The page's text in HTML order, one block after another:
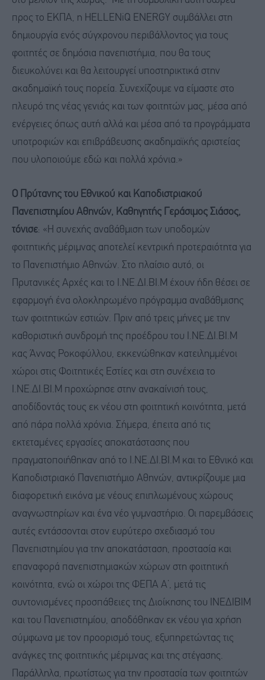
προς το ΕΚΠΑ, η HELLENiQ ENERGY συμβάλλει στη
δημιουργία ενός σύγχρονου περιβάλλοντος για τους
φοιτητές σε δημόσια πανεπιστήμια, που θα τους
διευκολύνει και θα λειτουργεί υποστηρικτικά στην
ακαδημαϊκή τους πορεία. Συνεχίζουμε να είμαστε στο
πλευρό της νέας γενιάς και των φοιτητών μας, μέσα από
ενέργειες όπως αυτή αλλά και μέσα από τα προγράμματα
υποτροφιών και επιβράβευσης ακαδημαϊκής αριστείας
που υλοποιούμε εδώ και πολλά χρόνια.»
Ο Πρύτανης του Εθνικού και Καποδιστριακού
Πανεπιστημίου Αθηνών, Καθηγητής Γεράσιμος Σιάσος,
τόνισε: «Η συνεχής αναβάθμιση των υποδομών
φοιτητικής μέριμνας αποτελεί κεντρική προτεραιότητα για
το Πανεπιστήμιο Αθηνών. Στο πλαίσιο αυτό, οι
Πρυτανικές Αρχές και το Ι.ΝΕ.ΔΙ.ΒΙ.Μ έχουν ήδη θέσει σε
εφαρμογή ένα ολοκληρωμένο πρόγραμμα αναβάθμισης
των φοιτητικών εστιών. Πριν από τρεις μήνες με την
καθοριστική συνδρομή της προέδρου του Ι.ΝΕ.ΔΙ.ΒΙ.Μ
κας Άννας Ροκοφύλλου, εκκενώθηκαν κατειλημμένοι
χώροι στις Φοιτητικές Εστίες και στη συνέχεια το
Ι.ΝΕ.ΔΙ.ΒΙ.Μ προχώρησε στην ανακαίνισή τους,
αποδίδοντάς τους εκ νέου στη φοιτητική κοινότητα, μετά
από πάρα πολλά χρόνια. Σήμερα, έπειτα από τις
εκτεταμένες εργασίες αποκατάστασης που
πραγματοποιήθηκαν από το Ι.ΝΕ.ΔΙ.ΒΙ.Μ και το Εθνικό και
Καποδιστριακό Πανεπιστήμιο Αθηνών, αντικρίζουμε μια
διαφορετική εικόνα με νέους επιπλωμένους χώρους
αναγνωστηρίων και ένα νέο γυμναστήριο. Οι παρεμβάσεις
αυτές εντάσσονται στον ευρύτερο σχεδιασμό του
Πανεπιστημίου για την αποκατάσταση, προστασία και
επαναφορά πανεπιστημιακών χώρων στη φοιτητική
κοινότητα, ενώ οι χώροι της ΦΕΠΑ Α’, μετά τις
συντονισμένες προσπάθειες της Διοίκησης του ΙΝΕΔΙΒΙΜ
και του Πανεπιστημίου, αποδόθηκαν εκ νέου για χρήση
σύμφωνα με τον προορισμό τους, εξυπηρετώντας τις
ανάγκες της φοιτητικής μέριμνας και της στέγασης.
Παράλληλα, πρωτίστως για την προστασία των φοιτητών